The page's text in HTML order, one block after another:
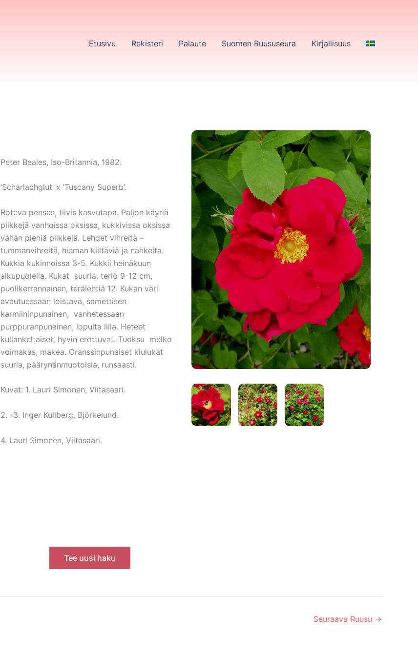
Etusivu Rekisteri Palaute Suomen Ruususeura Kirjallisuus
Peter Beales, Iso-Britannia, 1982.
’Scharlachglut’ x ’Tuscany Superb’.
Roteva pensas, tiivis kasvutapa. Paljon käyriä
piikkejä vanhoissa oksissa, kukkivissa oksissa
vähän pieniä piikkejä. Lehdet vihreitä –
tummanvihreitä, hieman kiiltäviä ja nahkeita.
Kukkia kukinnoissa 3-5. Kukkii heinäkuun
alkupuolella. Kukat suuria, teriö 9-12 cm,
puolikerrannainen, terälehtiä 12. Kukan väri
avautuessaan loistava, samettisen
karmiininpunainen, vanhetessaan
purppuranpunainen, lopulta liila. Heteet
kullankeltaiset, hyvin erottuvat. Tuoksu melko
voimakas, makea. Oranssinpunaiset kiulukat
suuria, päärynänmuotoisia, runsaasti.
Kuvat: 1. Lauri Simonen, Viitasaari.
2. -3. Inger Kullberg, Björkelund.
4. Lauri Simonen, Viitasaari.
Tee uusi haku
Seuraava Ruusu →